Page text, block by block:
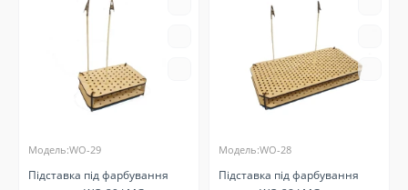
Модель:WO-29
Підставка під фарбування
Модель:WO-28
Підставка під фарбування